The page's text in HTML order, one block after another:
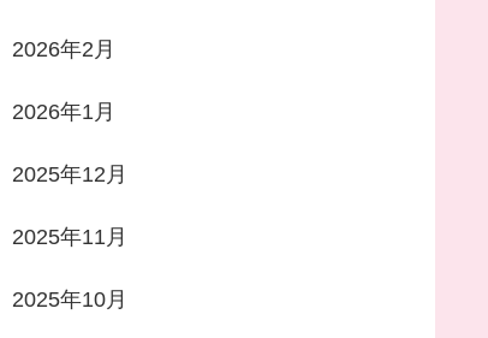
2026年2月
2026年1月
2025年12月
2025年11月
2025年10月